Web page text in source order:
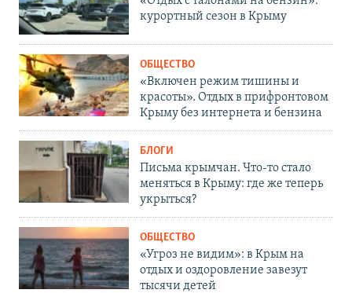
курортный сезон в Крыму
ОБЩЕСТВО
«Включен режим тишины и
красоты». Отдых в прифронтовом
Крыму без интернета и бензина
БЛОГИ
Письма крымчан. Что-то стало
меняться в Крыму: где же теперь
укрыться?
ОБЩЕСТВО
«Угроз не видим»: в Крым на
отдых и оздоровление завезут
тысячи детей